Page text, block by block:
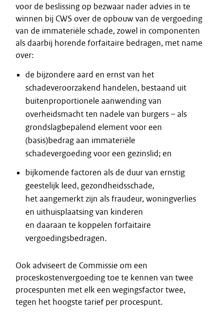
voor de beslissing op bezwaar nader advies in te
winnen bij CWS over de opbouw van de vergoeding
van de immateriële schade, zowel in componenten
als daarbij horende forfaitaire bedragen, met name
over:
de bijzondere aard en ernst van het
schadeveroorzakend handelen, bestaand uit
buitenproportionele aanwending van
overheidsmacht ten nadele van burgers – als
grondslagbepalend element voor een
(basis)bedrag aan immateriële
schadevergoeding voor een gezinslid; en
bijkomende factoren als de duur van ernstig
geestelijk leed, gezondheidsschade,
het aangemerkt zijn als fraudeur, woningverlies
en uithuisplaatsing van kinderen
en daaraan te koppelen forfaitaire
vergoedingsbedragen.
Ook adviseert de Commissie om een
proceskostenvergoeding toe te kennen van twee
procespunten met elk een wegingsfactor twee,
tegen het hoogste tarief per procespunt.